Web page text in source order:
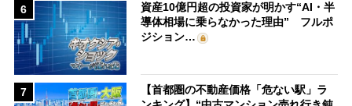
6
資産10億円超の投資家が明かす“AI・半
導体相場に乗らなかった理由” フルポ
ジション…
7
【首都圏の不動産価格「危ない駅」ラ